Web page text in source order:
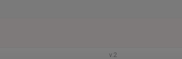
v.2